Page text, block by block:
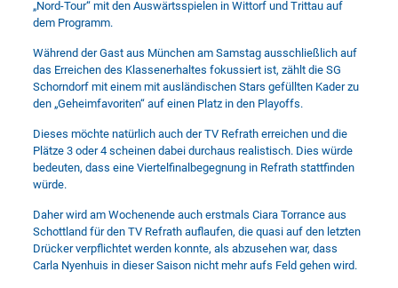
„Nord-Tour“ mit den Auswärtsspielen in Wittorf und Trittau auf
dem Programm.
Während der Gast aus München am Samstag ausschließlich auf
das Erreichen des Klassenerhaltes fokussiert ist, zählt die SG
Schorndorf mit einem mit ausländischen Stars gefüllten Kader zu
den „Geheimfavoriten“ auf einen Platz in den Playoffs.
Dieses möchte natürlich auch der TV Refrath erreichen und die
Plätze 3 oder 4 scheinen dabei durchaus realistisch. Dies würde
bedeuten, dass eine Viertelfinalbegegnung in Refrath stattfinden
würde.
Daher wird am Wochenende auch erstmals Ciara Torrance aus
Schottland für den TV Refrath auflaufen, die quasi auf den letzten
Drücker verpflichtet werden konnte, als abzusehen war, dass
Carla Nyenhuis in dieser Saison nicht mehr aufs Feld gehen wird.